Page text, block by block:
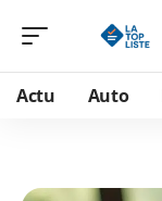
Actu Auto